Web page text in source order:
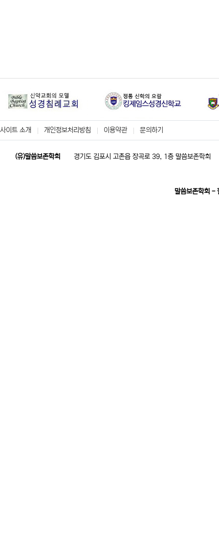
사이트 소개 개인정보처리방침 이용약관 문의하기
(유)말씀보존학회 경기도 김포시 고촌읍 장곡로 39, 1층 말씀보존학회
말씀보존학회 -